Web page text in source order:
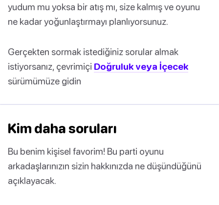
yudum mu yoksa bir atış mı, size kalmış ve oyunu
ne kadar yoğunlaştırmayı planlıyorsunuz.
Gerçekten sormak istediğiniz sorular almak
istiyorsanız, çevrimiçi Doğruluk veya İçecek
sürümümüze gidin
Kim daha soruları
Bu benim kişisel favorim! Bu parti oyunu
arkadaşlarınızın sizin hakkınızda ne düşündüğünü
açıklayacak.